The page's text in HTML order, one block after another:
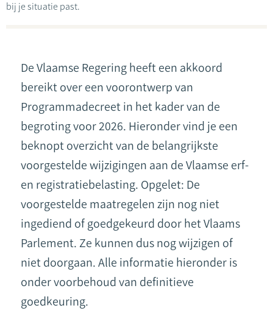
bij je situatie past.
De Vlaamse Regering heeft een akkoord
bereikt over een voorontwerp van
Programmadecreet in het kader van de
begroting voor 2026. Hieronder vind je een
beknopt overzicht van de belangrijkste
voorgestelde wijzigingen aan de Vlaamse erf-
en registratiebelasting. Opgelet: De
voorgestelde maatregelen zijn nog niet
ingediend of goedgekeurd door het Vlaams
Parlement. Ze kunnen dus nog wijzigen of
niet doorgaan. Alle informatie hieronder is
onder voorbehoud van definitieve
goedkeuring.